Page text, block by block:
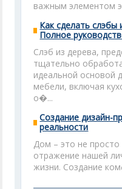
важным элементом
Как сделать слэбы
Полное
Слэб из дерева,
тщательно
идеальной основой
мебели, включая
о�...
Создание дизайн-
реальности
Дом – это не
отражение нашей
жизни. Создание